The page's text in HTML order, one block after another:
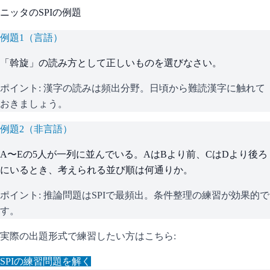
ニッタのSPIの例題
例題1 （言語）
「斡旋」の読み方として正しいものを選びなさい。
ポイント: 漢字の読みは頻出分野。日頃から難読漢字に触れて
おきましょう。
例題2 （非言語）
A〜Eの5人が一列に並んでいる。AはBより前、CはDより後ろ
にいるとき、考えられる並び順は何通りか。
ポイント: 推論問題はSPIで最頻出。条件整理の練習が効果的で
す。
実際の出題形式で練習したい方はこちら:
SPIの練習問題を解く